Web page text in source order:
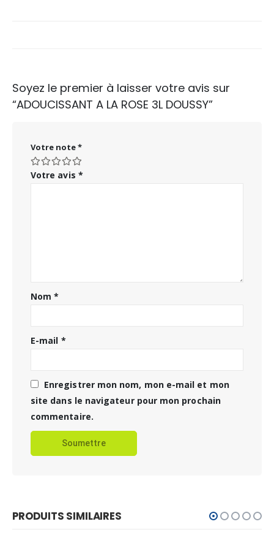
Soyez le premier à laisser votre avis sur
“ADOUCISSANT A LA ROSE 3L DOUSSY”
Votre note*
Votre avis *
Nom*
E-mail *
Enregistrer mon nom, mon e-mail et mon
site dans le navigateur pour mon prochain
commentaire.
PRODUITS SIMILAIRES